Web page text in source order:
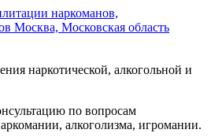
по вопросам
алкоголизма, игромании.